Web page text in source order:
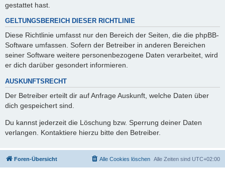
gestattet hast.
GELTUNGSBEREICH DIESER RICHTLINIE
Diese Richtlinie umfasst nur den Bereich der Seiten, die die phpBB-
Software umfassen. Sofern der Betreiber in anderen Bereichen
seiner Software weitere personenbezogene Daten verarbeitet, wird
er dich darüber gesondert informieren.
AUSKUNFTSRECHT
Der Betreiber erteilt dir auf Anfrage Auskunft, welche Daten über
dich gespeichert sind.
Du kannst jederzeit die Löschung bzw. Sperrung deiner Daten
verlangen. Kontaktiere hierzu bitte den Betreiber.
Foren-Übersicht Alle Zeiten sind UTC+02:00
Alle Cookies löschen